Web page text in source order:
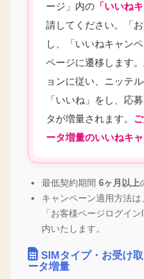
ージ」内の 「いいね
請してください。「
し、「いいねキャン
ページに遷移します
ョンに従い、ニッテ
「いいね」をし、応
タが増量されます。
ータ増量のいいねキ
最低契約期間 6ヶ月以上
キャンペーン適用方法
「お客様ページログイ
内いたします。
SIMタイプ・お受け
ータ増量